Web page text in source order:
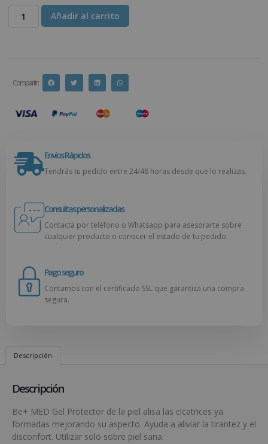
Añadir al carrito
Compartir :
Envíos Rápidos
Tendrás tu pedido entre 24/48 horas desde que lo realizas.
Consultas personalizadas
Contacta por teléfono o Whatsapp para asesorarte sobre
cualquier producto o conocer el estado de tu pedido.
Pago seguro
Contamos con el certificado SSL que garantiza una compra
segura.
Descripción
Descripción
Be+ MED Gel Protector de la piel alisa las cicatrices ya
formadas mejorando su aspecto. Ayuda a aliviar la tirantez y el
disconfort. Utilizar solo sobre piel sana.